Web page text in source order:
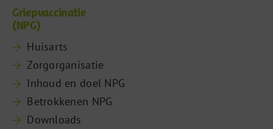
Griepvaccinatie
(NPG)
Huisarts
Zorgorganisatie
Inhoud en doel NPG
Betrokkenen NPG
Downloads